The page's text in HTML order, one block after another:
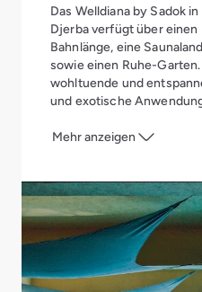
Das Welldiana by Sadok
Djerba verfügt über
Bahnlänge, eine
sowie einen Ruhe-
wohltuende und
und exotische
Mehr anzeigen